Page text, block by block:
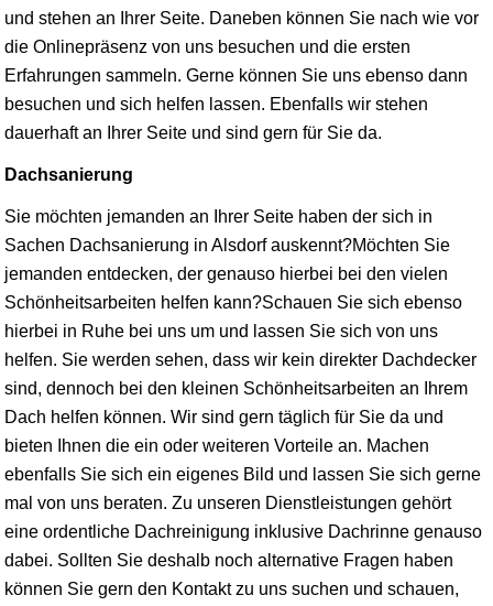
und stehen an Ihrer Seite. Daneben können Sie nach wie vor
die Onlinepräsenz von uns besuchen und die ersten
Erfahrungen sammeln. Gerne können Sie uns ebenso dann
besuchen und sich helfen lassen. Ebenfalls wir stehen
dauerhaft an Ihrer Seite und sind gern für Sie da.
Dachsanierung
Sie möchten jemanden an Ihrer Seite haben der sich in
Sachen Dachsanierung in Alsdorf auskennt?Möchten Sie
jemanden entdecken, der genauso hierbei bei den vielen
Schönheitsarbeiten helfen kann?Schauen Sie sich ebenso
hierbei in Ruhe bei uns um und lassen Sie sich von uns
helfen. Sie werden sehen, dass wir kein direkter Dachdecker
sind, dennoch bei den kleinen Schönheitsarbeiten an Ihrem
Dach helfen können. Wir sind gern täglich für Sie da und
bieten Ihnen die ein oder weiteren Vorteile an. Machen
ebenfalls Sie sich ein eigenes Bild und lassen Sie sich gerne
mal von uns beraten. Zu unseren Dienstleistungen gehört
eine ordentliche Dachreinigung inklusive Dachrinne genauso
dabei. Sollten Sie deshalb noch alternative Fragen haben
können Sie gern den Kontakt zu uns suchen und schauen,